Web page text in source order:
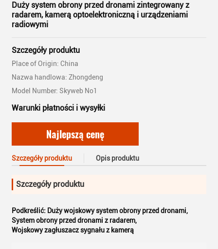
Duży system obrony przed dronami zintegrowany z
radarem, kamerą optoelektroniczną i urządzeniami
radiowymi
Szczegóły produktu
Place of Origin: China
Nazwa handlowa: Zhongdeng
Model Number: Skyweb No1
Warunki płatności i wysyłki
Najlepszą cenę
Szczegóły produktu Opis produktu
Szczegóły produktu
Podkreślić: Duży wojskowy system obrony przed dronami,
System obrony przed dronami z radarem,
Wojskowy zagłuszacz sygnału z kamerą